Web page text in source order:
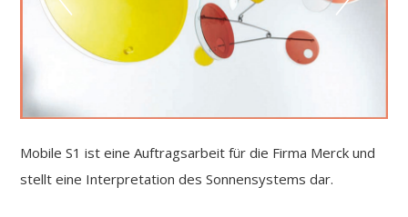
Mobile S1 ist eine Auftragsarbeit für die Firma Merck und
stellt eine Interpretation des Sonnensystems dar.